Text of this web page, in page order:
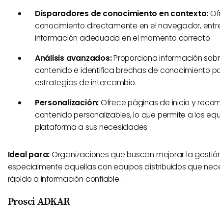
Disparadores de conocimiento en contexto:
conocimiento directamente en el navegador,
información adecuada en el momento correcto.
Análisis avanzados:Proporciona información
contenido e identifica brechas de conocimiento
estrategias de intercambio.
Personalización:Ofrece páginas de inicio y
contenido personalizables, lo que permite a los
plataforma a sus necesidades.
Ideal para:Organizaciones que buscan mejorar la
especialmente aquellas con equipos distribuidos que
rápido a información confiable.
Prosci ADKAR